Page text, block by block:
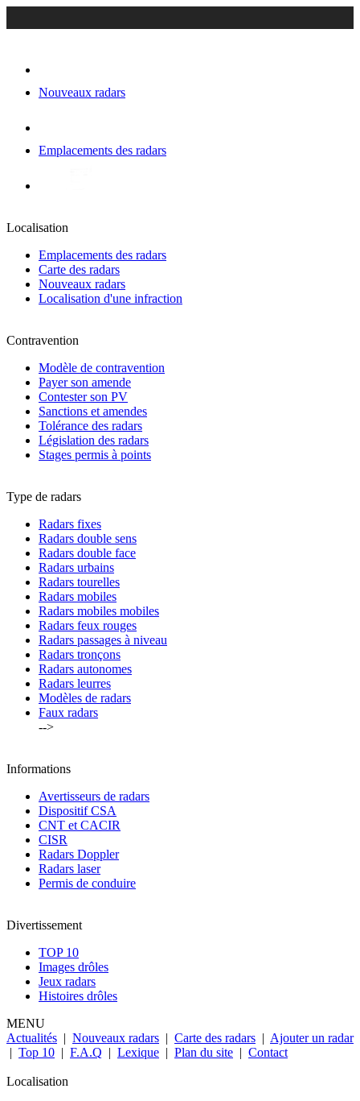
Nouveaux radars
Emplacements des radars
Localisation
Emplacements des radars
Carte des radars
Nouveaux radars
Localisation d'une infraction
Contravention
Modèle de contravention
Payer son amende
Contester son PV
Sanctions et amendes
Tolérance des radars
Législation des radars
Stages permis à points
Type de radars
Radars fixes
Radars double sens
Radars double face
Radars urbains
Radars tourelles
Radars mobiles
Radars mobiles mobiles
Radars feux rouges
Radars passages à niveau
Radars tronçons
Radars autonomes
Radars leurres
Modèles de radars
Faux radars
-->
Informations
Avertisseurs de radars
Dispositif CSA
CNT et CACIR
CISR
Radars Doppler
Radars laser
Permis de conduire
Divertissement
TOP 10
Images drôles
Jeux radars
Histoires drôles
MENU
Actualités | Nouveaux radars | Carte des radars | Ajouter un radar
| Top 10 | F.A.Q | Lexique | Plan du site | Contact
Localisation